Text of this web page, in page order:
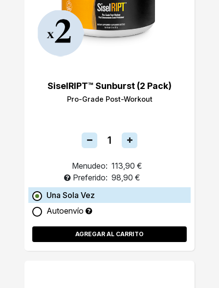
SiselRIPT™ Sunburst (2 Pack)
Pro-Grade Post-Workout
Menudeo: 113,90 €
Preferido: 98,90 €
Una Sola Vez
Autoenvío
AGREGAR AL CARRITO